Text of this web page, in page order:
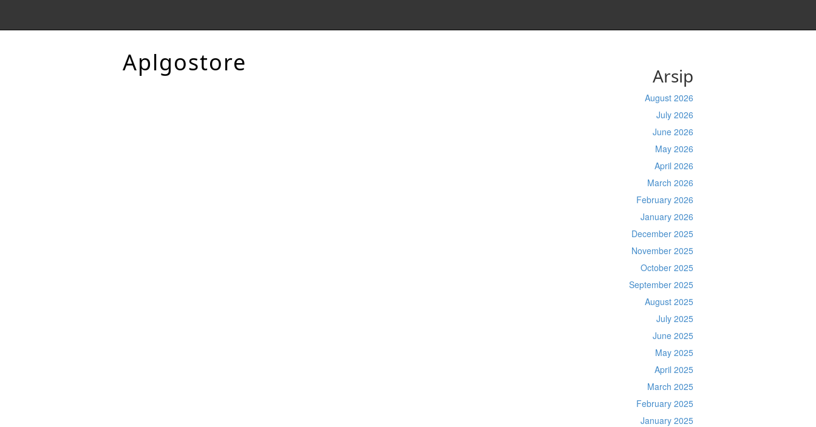
Aplgostore Arsip
August 2026
July 2026
June 2026
May 2026
April 2026
March 2026
February 2026
January 2026
December 2025
November 2025
October 2025
September 2025
August 2025
July 2025
June 2025
May 2025
April 2025
March 2025
February 2025
January 2025